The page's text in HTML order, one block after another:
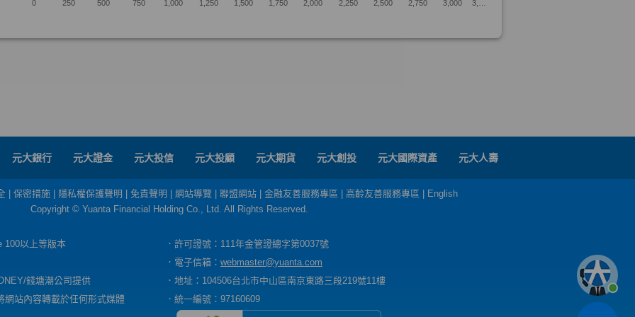
元大銀行 元大證金 元大投信 元大投顧 元大期貨 元大創投 元大國際資產 元大人壽
保密措施 隱私權保護聲明 免責聲明 網站導覽 聯盟網站 金融友善服務專區 高齡友善服務專區
English
Copyright © Yuanta Financial Holding Co., Ltd. All Rights Reserved.
100以上等版本
．許可證號：111年金管證總字第0037號
．電子信箱： webmaster@yuanta.com
錢塘潮公司提供
．地址：104506台北市中山區南京東路三段219號11樓
網站內容轉載於任何形式媒體
．統一編號：97160609